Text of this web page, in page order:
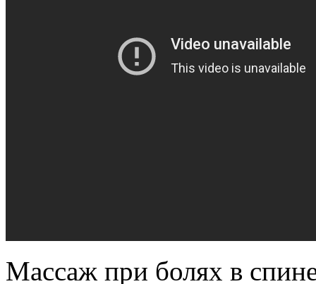
Массаж при болях в